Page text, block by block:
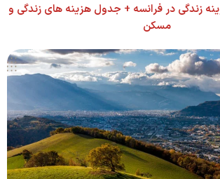
زندگی در فرانسه + جدول هزینه های زندگی و
مسکن